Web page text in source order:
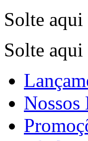
Solte
Solte